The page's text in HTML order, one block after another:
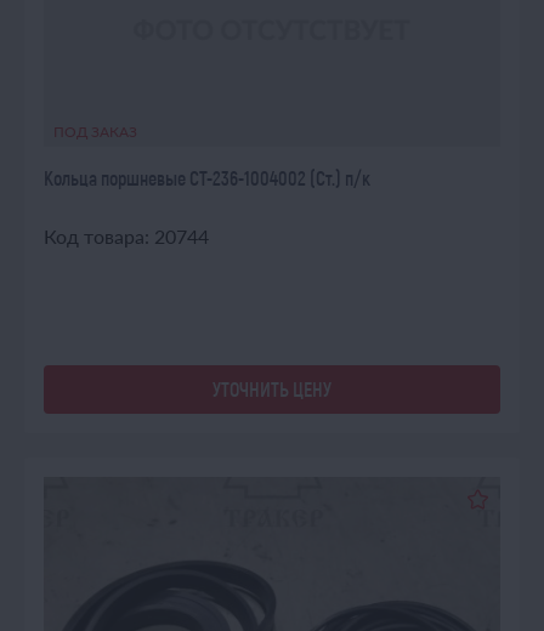
ПОД ЗАКАЗ
Кольца поршневые СТ-236-1004002 (Ст.) п/к
Код товара: 20744
УТОЧНИТЬ ЦЕНУ